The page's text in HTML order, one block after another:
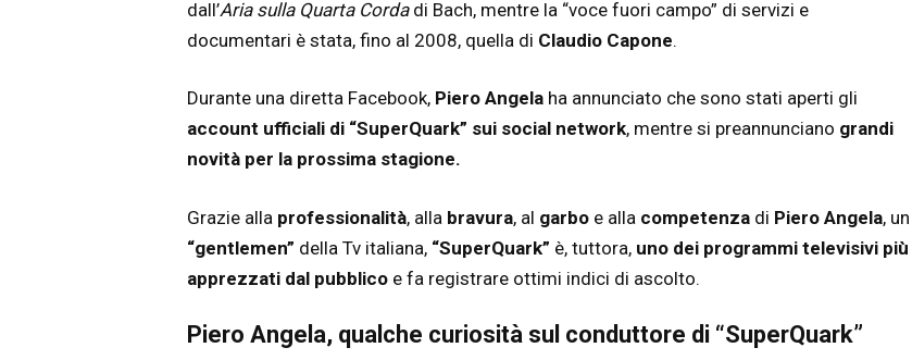
dall’Aria sulla Quarta Cordadi Bach, mentre la “voce fuori campo” di servizi e
documentari è stata, fino al 2008, quella di Claudio Capone.
Durante una diretta Facebook, Piero Angelaha annunciato che sono stati aperti gli
account ufficiali di “SuperQuark” sui social network, mentre si preannunciano grandi
novità per la prossima stagione.
Grazie alla professionalità, alla bravura, al garbo e alla competenzadi Piero Angela, un
“gentlemen” della Tv italiana, “SuperQuark” è, tuttora, uno dei programmi televisivi più
apprezzati dal pubblicoe fa registrare ottimi indici di ascolto.
Piero Angela, qualche curiosità sul conduttore di “SuperQuark”